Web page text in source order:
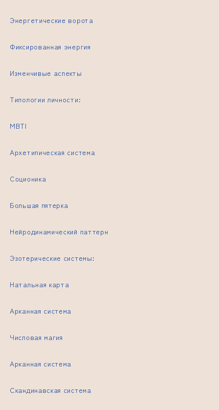
Энергетические ворота
Фиксированная энергия
Изменчивые аспекты
Типологии личности:
MBTI
Архетипическая система
Соционика
Большая пятерка
Нейродинамический паттерн
Эзотерические системы:
Натальная карта
Арканная система
Числовая магия
Арканная система
Скандинавская система